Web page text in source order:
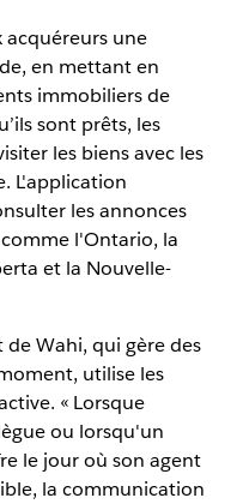
acquéreurs une
en mettant en
immobiliers de
sont prêts, les
les biens avec les
L'application
les annonces
l'Ontario, la
et la Nouvelle-
de Wahi, qui gère des
utilise les
« Lorsque
ou lorsqu'un
le jour où son agent
la communication